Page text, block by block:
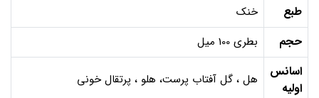
طبع خنک
حجم بطری 100 میل
اسانس
اولیه
هل ، گل آفتاب پرست، هلو ، پرتقال خونی